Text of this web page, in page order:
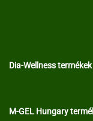
Dia-Wellness termékek
M-GEL Hungary